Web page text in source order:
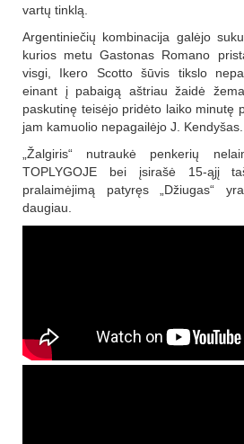
vartų tinklą.
Argentiniečių kombinacija galėjo
kurios metu Gastonas Romano
visgi, Ikero Scotto šūvis tikslo
einant į pabaigą aštriau žaidė
paskutinę teisėjo pridėto laiko minutę
jam kamuolio nepagailėjo J. Kendyšas.
„Žalgiris“ nutraukė penkerių
TOPLYGOJE bei įsirašė 15-ąjį
pralaimėjimą patyręs „Džiugas“
daugiau.